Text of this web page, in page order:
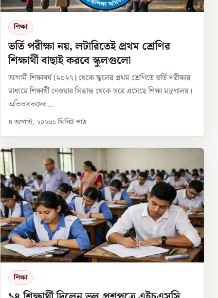
শিক্ষা
ভর্তি পরীক্ষা নয়, লটারিতেই প্রথম শ্রেণির
শিক্ষার্থী বাছাই করবে স্কুলগুলো
আগামী শিক্ষাবর্ষ (২০২৭) থেকে স্কুলের প্রথম শ্রেণিতে ভর্তি পরীক্ষার
মাধ্যমে শিক্ষার্থী নেওয়ার সিদ্ধান্ত থেকে সরে এসেছে শিক্ষা মন্ত্রণালয়।
অভিভাবকদের...
৪ আগস্ট, ২০২৬১ মিনিট পাঠ
শিক্ষা